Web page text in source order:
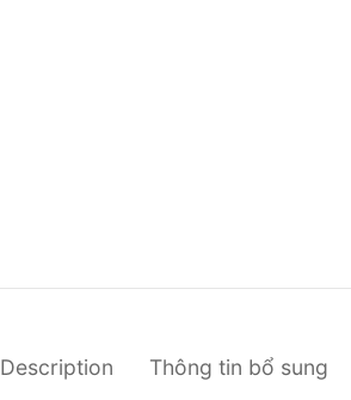
Description Thông tin bổ sung